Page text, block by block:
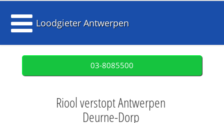
Loodgieter Antwerpen
03-8085500
Riool verstopt Antwerpen
Deurne-Dorp